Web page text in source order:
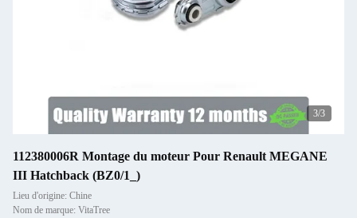
3/3
112380006R Montage du moteur Pour Renault MEGANE
III Hatchback (BZ0/1_)
Lieu d'origine: Chine
Nom de marque: VitaTree